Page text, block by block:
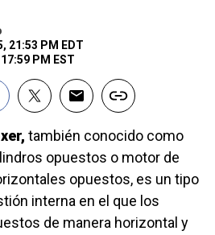
21:53 PM EDT
PM EST
también conocido como
opuestos o motor de
opuestos, es un tipo
interna en el que los
de manera horizontal y